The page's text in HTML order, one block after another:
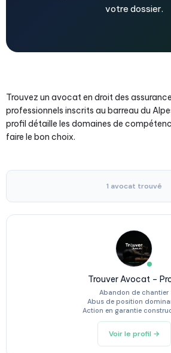
votre dossier.
Trouvez un avocat en droit des
professionnels inscrits au barreau du
profil détaille les domaines de
faire le bon choix.
1 avocat trouvé
Trouver Avocat –
Abandon de chantier
Abus de position
Action en garantie
Voir le profil →